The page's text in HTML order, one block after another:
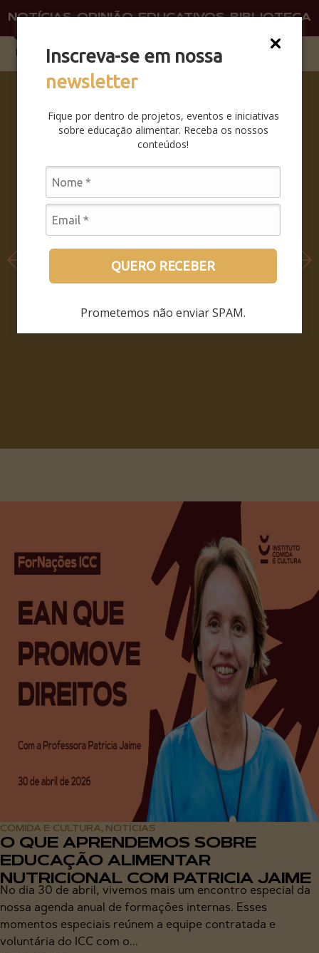
Inscreva-se em nossa
newsletter
Fique por dentro de projetos, eventos e iniciativas
sobre educação alimentar. Receba os nossos
conteúdos!
QUERO RECEBER
Prometemos não enviar SPAM.
NOTÍCIAS OPINIÃO EDUCATIVOS BIBLIOTECA
SABERES
DA BOCA
PRA
SAIBA
COMO
FOI O
SEMINÁRI
LEIA MAIS
COMIDA E CULTURA, NOTÍCIAS
O QUE APRENDEMOS SOBRE
EDUCAÇÃO ALIMENTAR
NUTRICIONAL COM PATRICIA JAIME
No dia 30 de abril, vivemos mais um encontro especial da
nossa agenda anual de formações internas. Esses
momentos especiais reúnem a equipe contratada e
voluntária do ICC com o...